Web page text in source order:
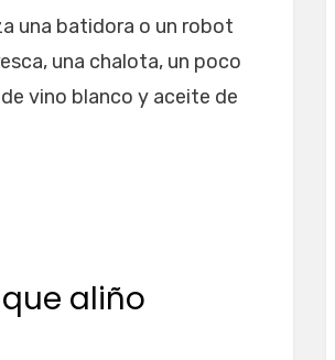
una batidora o un robot
una chalota, un poco
vino blanco y aceite de
aliño